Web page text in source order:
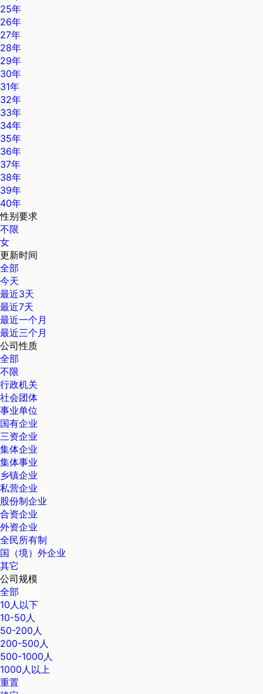
25年
26年
27年
28年
29年
30年
31年
32年
33年
34年
35年
36年
37年
38年
39年
40年
性别要求
不限
女
更新时间
全部
今天
最近3天
最近7天
最近一个月
最近三个月
公司性质
全部
不限
行政机关
社会团体
事业单位
国有企业
三资企业
集体企业
集体事业
乡镇企业
私营企业
股份制企业
合资企业
外资企业
全民所有制
国（境）外企业
其它
公司规模
全部
10人以下
10-50人
50-200人
200-500人
500-1000人
1000人以上
重置